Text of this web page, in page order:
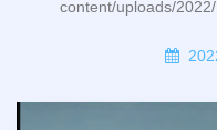
content/uploads/